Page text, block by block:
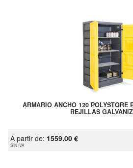
ARMARIO ANCHO 120 POLYSTORE
REJILLAS
A partir de: 1559.00 €
SIN IVA